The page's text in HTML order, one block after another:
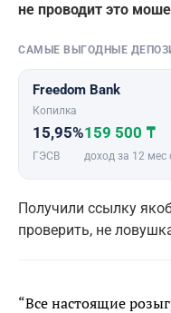
не проводит это
САМЫЕ ВЫГОДНЫЕ
Freedom Bank
Копилка
15,95%
ГЭСВ
159 500 ₸
доход за 12 мес
Получили ссылку
проверить, не
“Bce настоящие